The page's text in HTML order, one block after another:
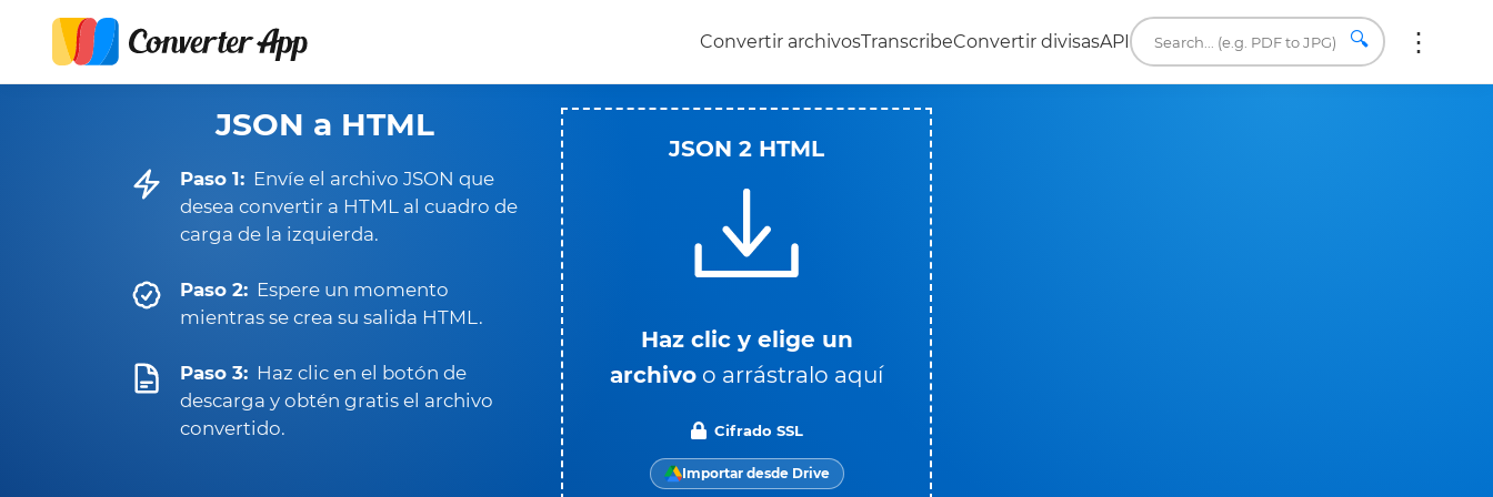
Convertir archivosTranscribeConvertir divisasAPI 🔍
JSON a HTML
Paso 1: Envíe el archivo JSON que
desea convertir a HTML al cuadro de
carga de la izquierda.
Paso 2: Espere un momento
mientras se crea su salida HTML.
Paso 3: Haz clic en el botón de
descarga y obtén gratis el archivo
convertido.
JSON 2 HTML
Haz clic y elige un
archivo o arrástralo aquí
Cifrado SSL
Importar desde Drive